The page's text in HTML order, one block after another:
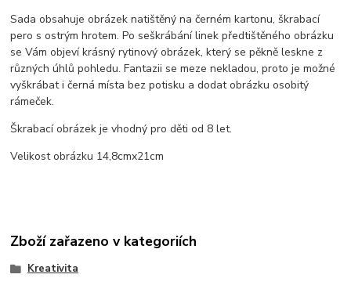
Sada obsahuje obrázek natištěný na černém kartonu, škrabací
pero s ostrým hrotem. Po seškrábání linek předtištěného obrázku
se Vám objeví krásný rytinový obrázek, který se pěkně leskne z
různých úhlů pohledu. Fantazii se meze nekladou, proto je možné
vyškrábat i černá místa bez potisku a dodat obrázku osobitý
rámeček.
Škrabací obrázek je vhodný pro děti od 8 let.
Velikost obrázku 14,8cmx21cm
Zboží zařazeno v kategoriích
Kreativita